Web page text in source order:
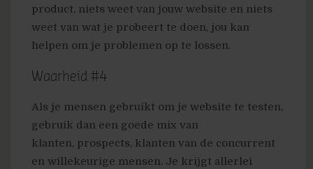
product, niets weet van jouw website en niets
weet van wat je probeert te doen, jou kan
helpen om je problemen op te lossen.
Waarheid #4
Als je mensen gebruikt om je website te testen,
gebruik dan een goede mix van
klanten, prospects, klanten van de concurrent
en willekeurige mensen. Je krijgt allerlei